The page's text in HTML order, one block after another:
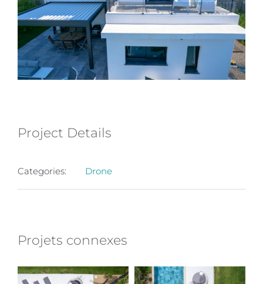
Project Details
Categories: Drone
Projets connexes